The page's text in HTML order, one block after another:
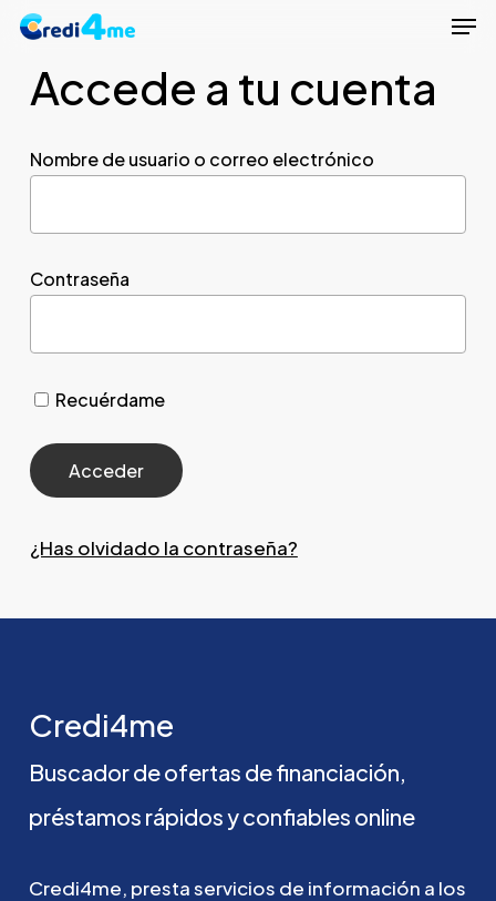
Skip
mainAccede a tu cuenta
Nombre de usuario o correo electrónico
Contraseña
Recuérdame
¿Has olvidado la contraseña?
Credi4me
Buscadordeofertas definanciación,
préstamos rápidosyconfiables online
Credi4me, prestaservicios de información a los